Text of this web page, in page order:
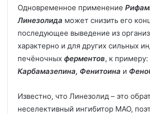
Одновременное применение
Линезолида может снизить его
последующее выведение из
характерно и для других сильных
печёночных ферментов, к примеру:
Карбамазепина, Фенитоина и
Известно, что Линезолид – это
неселективный ингибитор МАО,